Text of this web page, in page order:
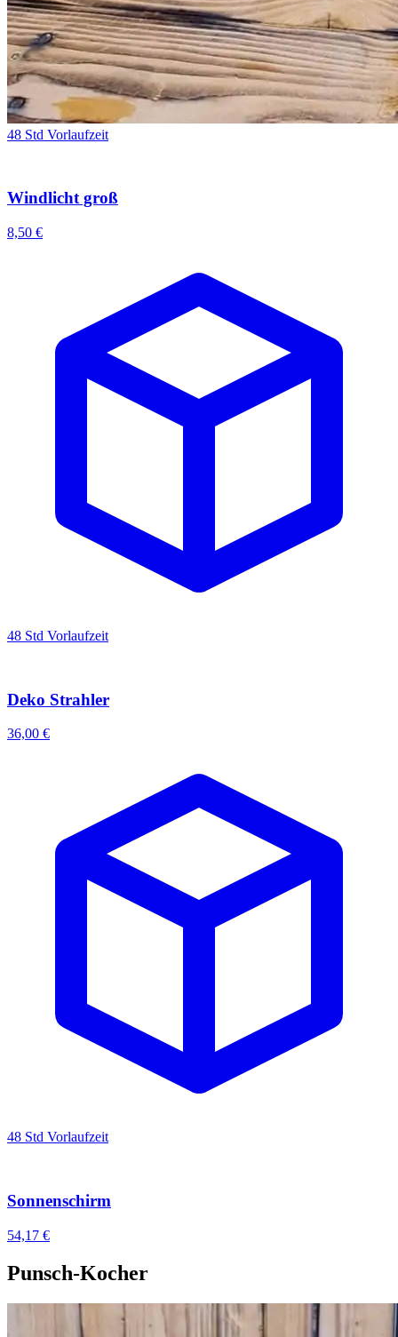
48 Std Vorlaufzeit
Windlicht groß
8,50 €
48 Std Vorlaufzeit
Deko Strahler
36,00 €
48 Std Vorlaufzeit
Sonnenschirm
54,17 €
Punsch-Kocher